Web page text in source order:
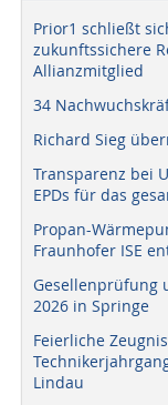
Prior1 schließt
zukunftssichere
Allianzmitglied
34
Richard Sieg
Transparenz bei
EPDs für das
Propan-
Fraunhofer ISE
Gesellenprüfung
2026 in Springe
Feierliche
Lindau